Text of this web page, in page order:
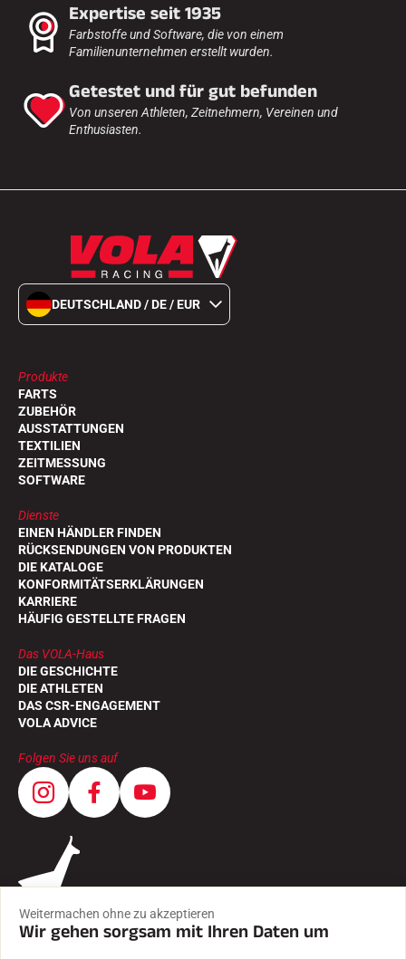
Expertise seit 1935
Farbstoffe und Software, die von einem
Familienunternehmen erstellt wurden.
Getestet und für gut befunden
Von unseren Athleten, Zeitnehmern, Vereinen und
Enthusiasten.
DEUTSCHLAND / DE / EUR
Produkte
FARTS
ZUBEHÖR
AUSSTATTUNGEN
TEXTILIEN
ZEITMESSUNG
SOFTWARE
Dienste
EINEN HÄNDLER FINDEN
RÜCKSENDUNGEN VON PRODUKTEN
DIE KATALOGE
KONFORMITÄTSERKLÄRUNGEN
KARRIERE
HÄUFIG GESTELLTE FRAGEN
Das VOLA-Haus
DIE GESCHICHTE
DIE ATHLETEN
DAS CSR-ENGAGEMENT
VOLA ADVICE
Folgen Sie uns auf
Weitermachen ohne zu akzeptieren
Wir gehen sorgsam mit Ihren Daten um